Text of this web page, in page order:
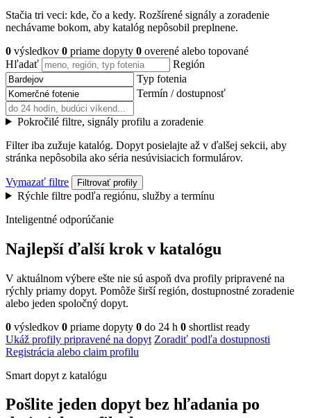
Stačia tri veci: kde, čo a kedy. Rozšírené signály a zoradenie
nechávame bokom, aby katalóg nepôsobil preplnene.
0 výsledkov 0 priame dopyty 0 overené alebo topované
Hľadať
Región
Typ fotenia
Termín / dostupnosť
Pokročilé filtre, signály profilu a zoradenie
Filter iba zužuje katalóg. Dopyt posielajte až v ďalšej sekcii, aby
stránka nepôsobila ako séria nesúvisiacich formulárov.
Vymazať filtre Filtrovať profily
Rýchle filtre podľa regiónu, služby a termínu
Inteligentné odporúčanie
Najlepší ďalší krok v katalógu
V aktuálnom výbere ešte nie sú aspoň dva profily pripravené na
rýchly priamy dopyt. Pomôže širší región, dostupnostné zoradenie
alebo jeden spoločný dopyt.
0 výsledkov 0 priame dopyty 0 do 24 h 0 shortlist ready
Ukáž profily pripravené na dopyt Zoradiť podľa dostupnosti
Registrácia alebo claim profilu
Smart dopyt z katalógu
Pošlite jeden dopyt bez hľadania po